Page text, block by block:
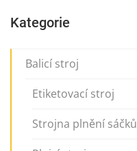
Kategorie
Balicí stroj
Etiketovací stroj
Strojna plnění sáčků